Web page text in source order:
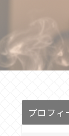
プロフィ